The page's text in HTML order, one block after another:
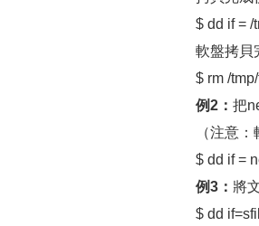
$ dd if = /
軟盤拷貝
$ rm /
例2： 把
（注意
$ dd if =
例3： 將
$ dd